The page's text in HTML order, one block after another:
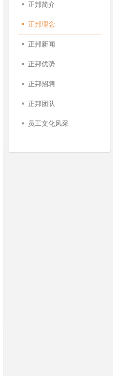
正邦简介
正邦理念
正邦新闻
正邦优势
正邦招聘
正邦团队
员工文化风采